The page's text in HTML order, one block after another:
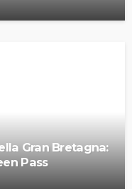
Gran Bretagna:
Pass